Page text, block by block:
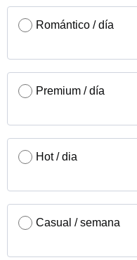
Romántico / día
Premium / día
Hot / dia
Casual / semana